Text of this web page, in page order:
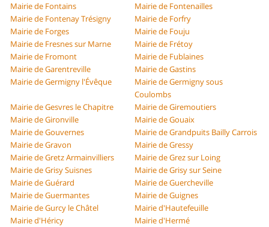
Mairie de Fontains
Mairie de Fontenailles
Mairie de Fontenay Trésigny
Mairie de Forfry
Mairie de Forges
Mairie de Fouju
Mairie de Fresnes sur Marne
Mairie de Frétoy
Mairie de Fromont
Mairie de Fublaines
Mairie de Garentreville
Mairie de Gastins
Mairie de Germigny l'Évêque
Mairie de Germigny sous
Coulombs
Mairie de Gesvres le Chapitre
Mairie de Giremoutiers
Mairie de Gironville
Mairie de Gouaix
Mairie de Gouvernes
Mairie de Grandpuits Bailly Carrois
Mairie de Gravon
Mairie de Gressy
Mairie de Gretz Armainvilliers
Mairie de Grez sur Loing
Mairie de Grisy Suisnes
Mairie de Grisy sur Seine
Mairie de Guérard
Mairie de Guercheville
Mairie de Guermantes
Mairie de Guignes
Mairie de Gurcy le Châtel
Mairie d'Hautefeuille
Mairie d'Héricy
Mairie d'Hermé